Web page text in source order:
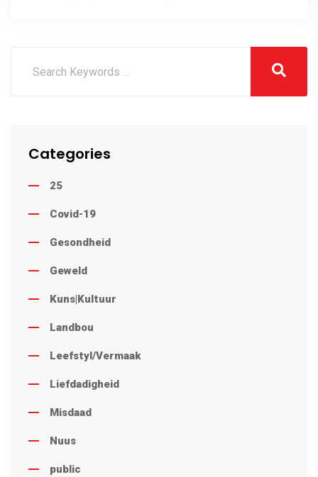
Categories
25
Covid-19
Gesondheid
Geweld
Kuns|Kultuur
Landbou
Leefstyl/Vermaak
Liefdadigheid
Misdaad
Nuus
public